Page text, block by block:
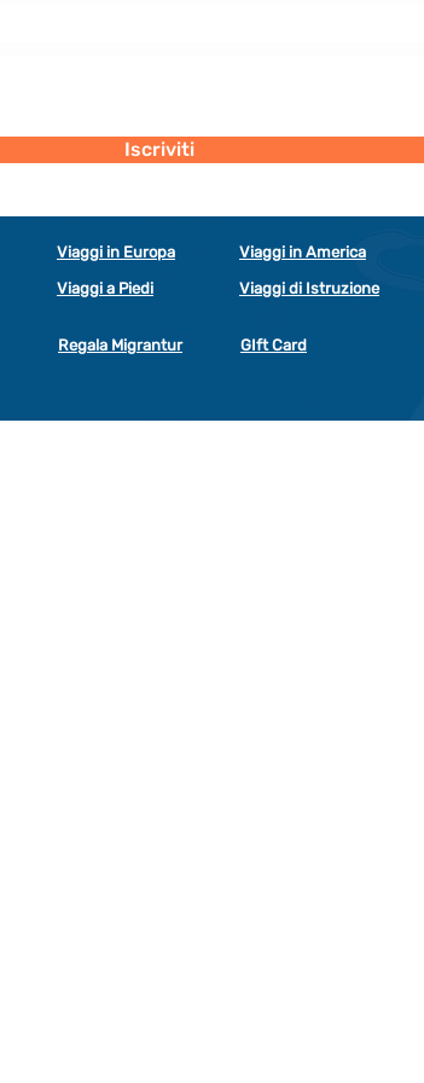
Iscriviti
Viaggi in Europa Viaggi in America
Viaggi a Piedi Viaggi di Istruzione
Regala Migrantur GIft Card